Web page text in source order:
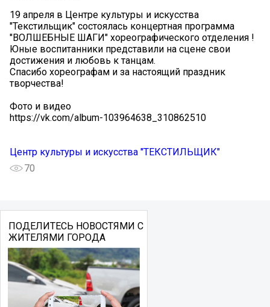
19 апреля в Центре культуры и искусства
"Текстильщик" состоялась концертная программа
"ВОЛШЕБНЫЕ ШАГИ" хореографического отделения !
Юные воспитанники представили на сцене свои
достижения и любовь к танцам.
Спасибо хореографам и за настоящий праздник
творчества!
Фото и видео
https://vk.com/album-103964638_310862510
Центр культуры и искусства "ТЕКСТИЛЬЩИК"
70
ПОДЕЛИТЕСЬ НОВОСТЯМИ С
ЖИТЕЛЯМИ ГОРОДА